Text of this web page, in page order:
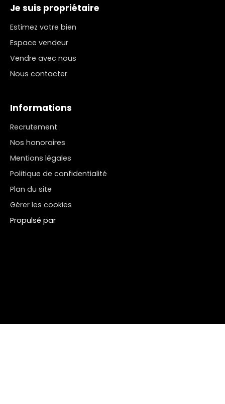
Je suis propriétaire
Estimez votre bien
Espace vendeur
Vendre avec nous
Nous contacter
Informations
Recrutement
Nos honoraires
Mentions légales
Politique de confidentialité
Plan du site
Gérer les cookies
Propulsé par